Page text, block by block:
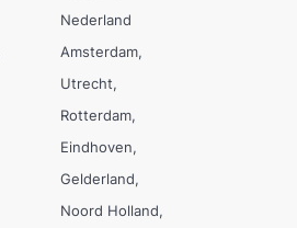
Nederland
Amsterdam
Utrecht
Rotterdam
Eindhoven
Gelderland
Noord Holland